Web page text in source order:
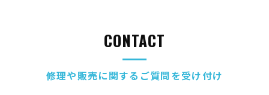
修理や販売に関するご質問を受け付け
CONTACT